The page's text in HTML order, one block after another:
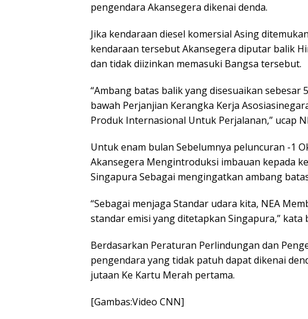
pengendara Akansegera dikenai denda.
Jika kendaraan diesel komersial Asing
kendaraan tersebut Akansegera diputar balik
dan tidak diizinkan memasuki Bangsa tersebut.
“Ambang batas balik yang disesuaikan sebesar
bawah Perjanjian Kerangka Kerja
Produk Internasional Untuk Perjalanan,” ucap
Untuk enam bulan Sebelumnya peluncuran -1
Akansegera Mengintroduksi imbauan kepada
Singapura Sebagai mengingatkan ambang
“Sebagai menjaga Standar udara kita, NEA
standar emisi yang ditetapkan Singapura,” kata
Berdasarkan Peraturan Perlindungan dan
pengendara yang tidak patuh dapat dikenai
jutaan Ke Kartu Merah pertama.
[Gambas:Video CNN]